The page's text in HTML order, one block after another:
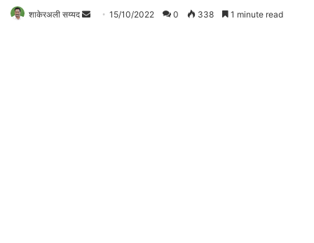
शाकेरअली सय्यद
Send15/10/2022 0 338 1 minute read